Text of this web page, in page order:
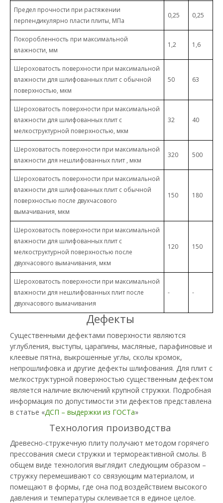
Предел прочности при растяжении
перпендикулярно пласти плиты, МПа
0,25 0,25
Покоробленность при максимальной
влажности, мм
1,2 1,6
Шероховатость поверхности при максимальной
влажности для шлифованных плит с обычной
поверхностью, мкм
50 63
Шероховатость поверхности при максимальной
влажности для шлифованных плит с
мелкоструктурной поверхностью, мкм
32 40
Шероховатость поверхности при максимальной
влажности для нешлифованных плит , мкм
320 500
Шероховатость поверхности при максимальной
влажности для шлифованных плит с обычной
поверхностью после двухчасового
вымачивания, мкм
150 180
Шероховатость поверхности при максимальной
влажности для шлифованных плит с
мелкоструктурной поверхностью после
двухчасового вымачивания, мкм
120 150
Шероховатость поверхности при максимальной
влажности для нешлифованных плит после
двухчасового вымачивания
- -
Дефекты
Существенными дефектами поверхности являются
углубления, выступы, царапины, масляные, парафиновые и
клеевые пятна, выкрошенные углы, сколы кромок,
непрошлифовка и другие дефекты шлифования. Для плит с
мелкоструктурной поверхностью существенным дефектом
является наличие включений крупной стружки. Подробная
информация по допустимости эти дефектов представлена
в статье «ДСП – выдержки из ГОСТа»
Технология производства
Древесно-стружечную плиту получают методом горячего
прессования смеси стружки и термореактивной смолы. В
общем виде технология выглядит следующим образом –
стружку перемешивают со связующим материалом, и
помещают в формы, где она под воздействием высокого
давления и температуры склеивается в единое целое.